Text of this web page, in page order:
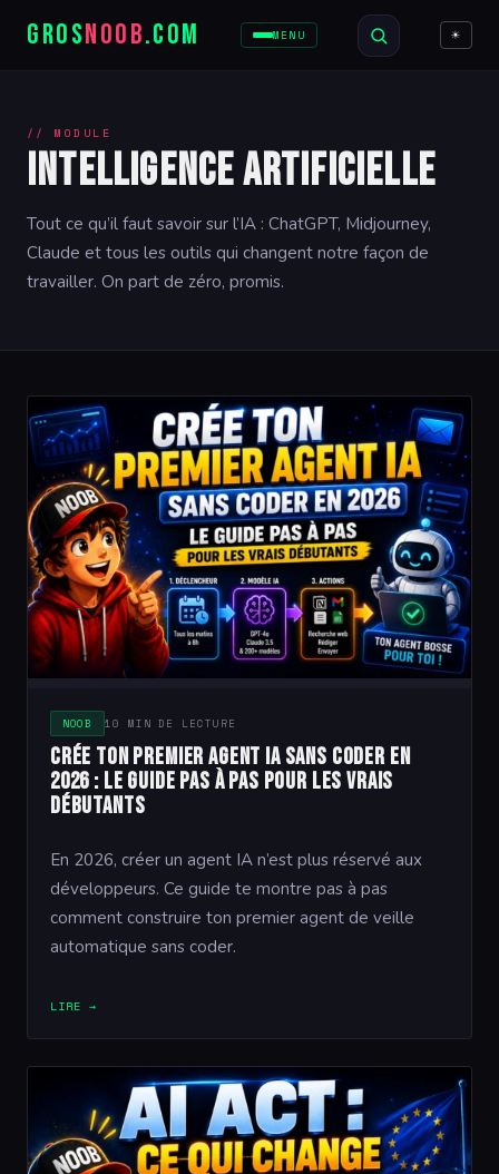
GROSNOOB.COM MENU ☀
// MODULE
Intelligence Artificielle
Tout ce qu’il faut savoir sur l’IA : ChatGPT, Midjourney,
Claude et tous les outils qui changent notre façon de
travailler. On part de zéro, promis.
NOOB 10 MIN DE LECTURE
Crée ton premier agent IA sans coder en
2026 : le guide pas à pas pour les vrais
débutants
En 2026, créer un agent IA n’est plus réservé aux
développeurs. Ce guide te montre pas à pas
comment construire ton premier agent de veille
automatique sans coder.
LIRE →